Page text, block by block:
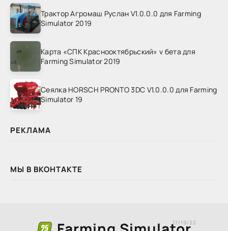
Трактор Агромаш Руслан V1.0.0.0 для Farming
Simulator 2019
Карта «СПК Краснооктябрьский» v бета для
Farming Simulator 2019
Сеялка HORSCH PRONTO 3DC V1.0.0.0 для Farming
Simulator 19
РЕКЛАМА
МЫ В ВКОНТАКТЕ
17/19/22